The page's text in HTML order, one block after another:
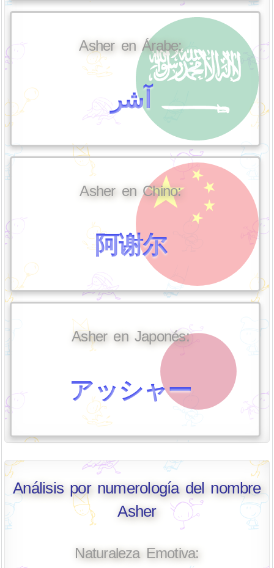
Asher en Árabe:
آشر
Asher en Chino:
阿谢尔
Asher en Japonés:
アッシャー
Análisis por numerología del nombre
Asher
Naturaleza Emotiva: